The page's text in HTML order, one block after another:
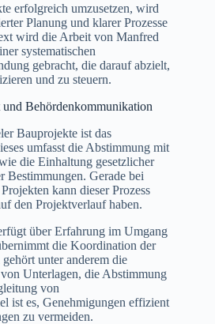
erfolgreich umzusetzen, wird
Planung und klarer Prozesse
wird die Arbeit von Manfred
systematischen
gebracht, die darauf abzielt,
und zu steuern.
und Behördenkommunikation
Bauprojekte ist das
umfasst die Abstimmung mit
die Einhaltung gesetzlicher
Bestimmungen. Gerade bei
kann dieser Prozess
den Projektverlauf haben.
über Erfahrung im Umgang
die Koordination der
unter anderem die
Unterlagen, die Abstimmung
von
ist es, Genehmigungen effizient
zu vermeiden.